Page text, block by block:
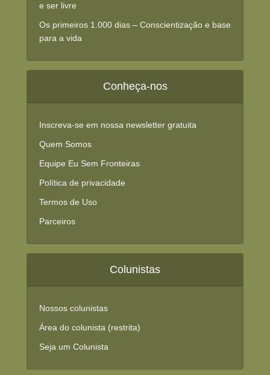
e ser livre
Os primeiros 1.000 dias – Conscientização e base
para a vida
Conheça-nos
Inscreva-se em nossa newsletter gratuita
Quem Somos
Equipe Eu Sem Fronteiras
Política de privacidade
Termos de Uso
Parceiros
Colunistas
Nossos colunistas
Área do colunista (restrita)
Seja um Colunista